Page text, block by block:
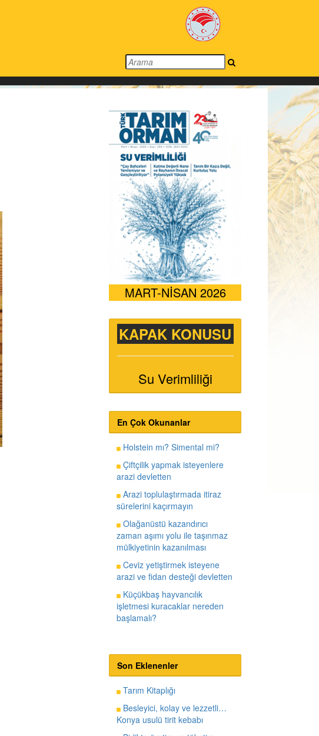
MART-NİSAN 2026
KAPAK KONUSU
Su Verimliliği
En Çok Okunanlar
Holstein mı? Simental mi?
Çiftçilik yapmak isteyenlere
arazi devletten
Arazi toplulaştırmada itiraz
sürelerini kaçırmayın
Olağanüstü kazandırıcı
zaman aşımı yolu ile taşınmaz
mülkiyetinin kazanılması
Ceviz yetiştirmek isteyene
arazi ve fidan desteği devletten
Küçükbaş hayvancılık
işletmesi kuracaklar nereden
başlamalı?
Son Eklenenler
Tarım Kitaplığı
Besleyici, kolay ve lezzetli…
Konya usulü tirit kebabı